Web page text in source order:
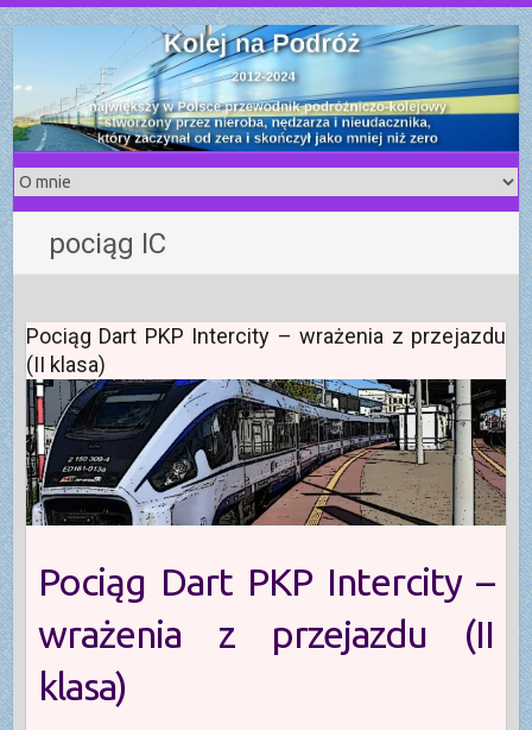
S
k
i
p
t
o
c
o
n
t
e
n
t
pociąg IC
Pociąg Dart PKP Intercity – wrażenia z przejazdu
(II klasa)
Pociąg Dart PKP Intercity –
wrażenia z przejazdu (II
klasa)